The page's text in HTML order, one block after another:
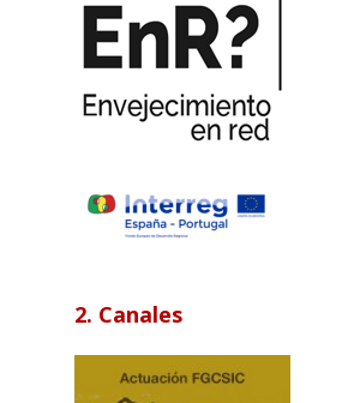
2. Canales